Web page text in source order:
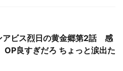
アビス烈日の黄金郷第2話 感
良すぎだろ ちょっと涙出た